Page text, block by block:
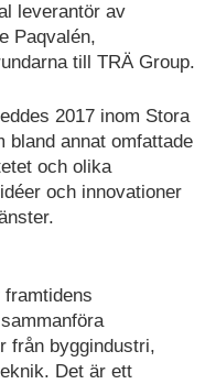
leverantör av
Paqvalén,
till TRÄ Group.
2017 inom Stora
bland annat omfattade
och olika
och innovationer
från byggindustri,
Det är ett